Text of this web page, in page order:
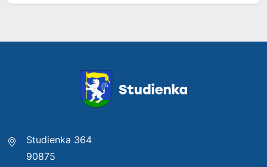
Studienka 364
90875